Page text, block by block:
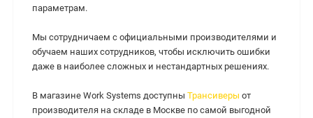
параметрам.
Мы сотрудничаем с официальными производителями и
обучаем наших сотрудников, чтобы исключить ошибки
даже в наиболее сложных и нестандартных решениях.
В магазине Work Systems доступны Трансиверы от
производителя на складе в Москве по самой выгодной